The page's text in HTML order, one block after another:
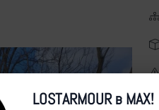
LOSTARMOUR в MAX!